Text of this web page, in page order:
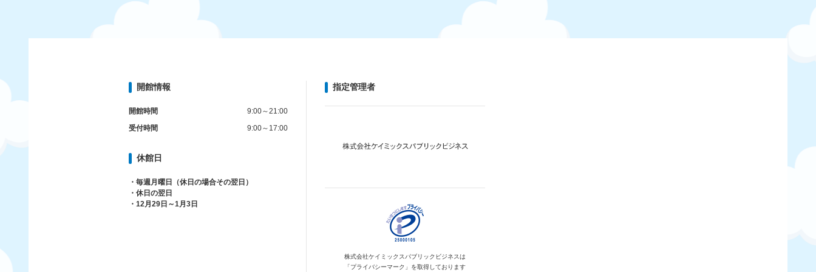
開館情報
開館時間
9:00～21:00
受付時間
9:00～17:00
休館日
・毎週月曜日（休日の場合その翌日）
・休日の翌日
・12月29日～1月3日
指定管理者
株式会社ケイミックスパブリックビジネスは
「プライバシーマーク」を取得しております